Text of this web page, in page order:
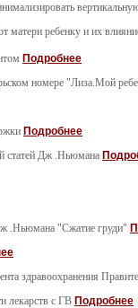
ребенку и их
Подробнее
номере "Лиза.Мой
Подробнее
статей Дж .Ньюмана
.Ньюмана "Сжатие груди"
здравоохранения
лекарств с ГВ Подробнее